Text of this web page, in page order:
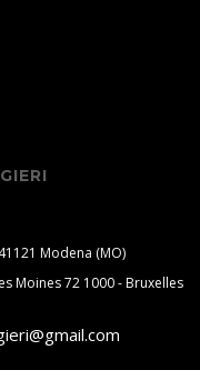
Modena (MO)
Moines 72 1000 - Bruxelles